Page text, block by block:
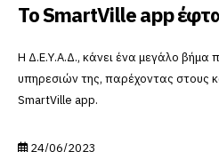
Το SmartVille app
Η Δ.Ε.Υ.Α.Δ., κάνει ένα μεγάλο βήμα
υπηρεσιών της, παρέχοντας στους
SmartVille app.
24/06/2023